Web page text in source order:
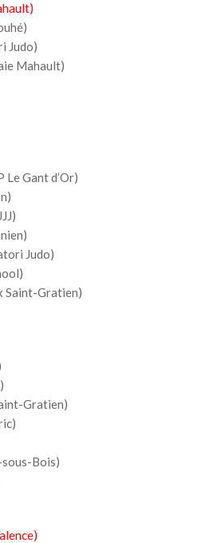
Judo)
Mahault)
Le Gant d’Or)
Judo)
Saint-Gratien)
Gratien)
sous-Bois)